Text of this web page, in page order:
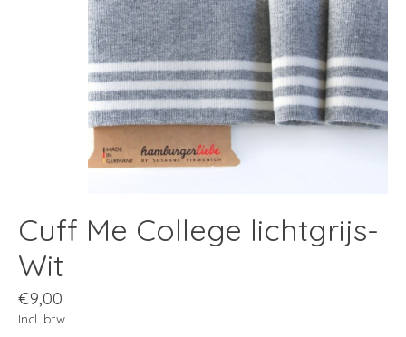
Cuff Me College lichtgrijs-
Wit
€9,00
Incl. btw